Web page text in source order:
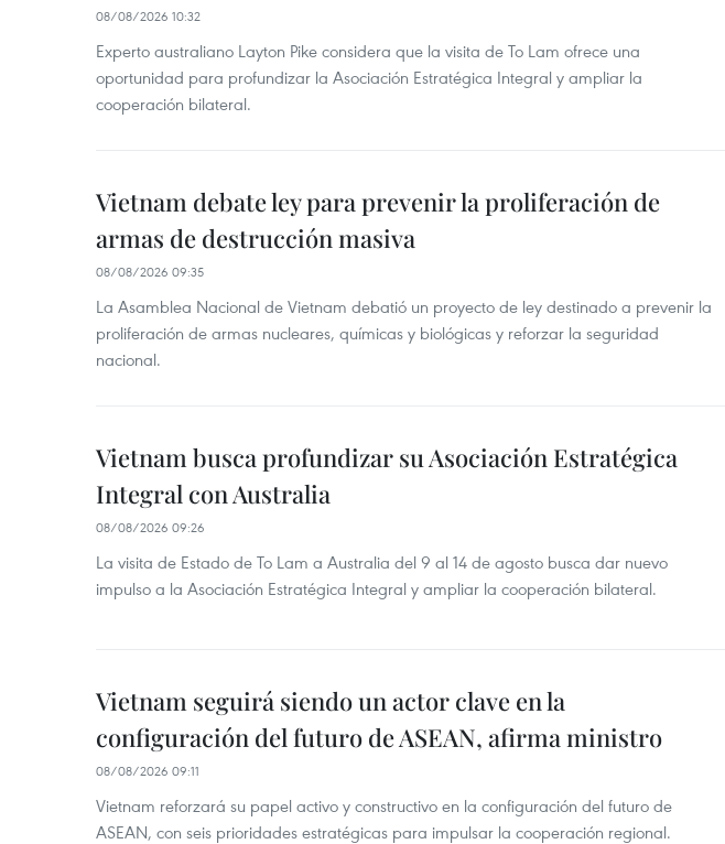
08/08/2026 10:32
Experto australiano Layton Pike considera que la visita de To Lam ofrece una
oportunidad para profundizar la Asociación Estratégica Integral y ampliar la
cooperación bilateral.
Vietnam debate ley para prevenir la proliferación de
armas de destrucción masiva
08/08/2026 09:35
La Asamblea Nacional de Vietnam debatió un proyecto de ley destinado a prevenir la
proliferación de armas nucleares, químicas y biológicas y reforzar la seguridad
nacional.
Vietnam busca profundizar su Asociación Estratégica
Integral con Australia
08/08/2026 09:26
La visita de Estado de To Lam a Australia del 9 al 14 de agosto busca dar nuevo
impulso a la Asociación Estratégica Integral y ampliar la cooperación bilateral.
Vietnam seguirá siendo un actor clave en la
configuración del futuro de ASEAN, afirma ministro
08/08/2026 09:11
Vietnam reforzará su papel activo y constructivo en la configuración del futuro de
ASEAN, con seis prioridades estratégicas para impulsar la cooperación regional.